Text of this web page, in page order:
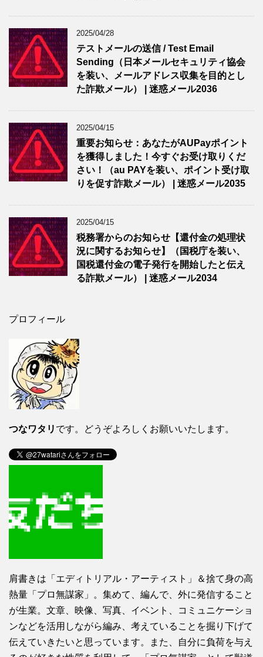
2025/04/28
テストメールの送信 / Test Email
Sending（日本メールセキュリティ協会
を装い、メールアドレス収集を目的とし
た詐欺メール） | 迷惑メール2036
2025/04/15
重要お知らせ：あなたがAUPayポイント
を獲得しました！今すぐお受け取りくだ
さい！（au PAYを装い、ポイント受け取
りを促す詐欺メール） | 迷惑メール2035
2025/04/15
税務署からのお知らせ【還付金の処理状
況に関するお知らせ】（国税庁を装い、
国税還付金の電子発行を開始したと伝え
る詐欺メール） | 迷惑メール2034
プロフィール
つなワタリ です。どうぞよろしくお願いいたします。
肩書きは「エディトリアル・アーティスト」＆捨て身の高
熱量「プロ無謀家」。集めて、編んで、外に発信すること
が生業。文章、映像、写真、イベント、コミュニケーショ
ンなどを活用しながら編み、考えていることを掘り下げて
伝えていきたいと思っています。また、自分に負荷を与え